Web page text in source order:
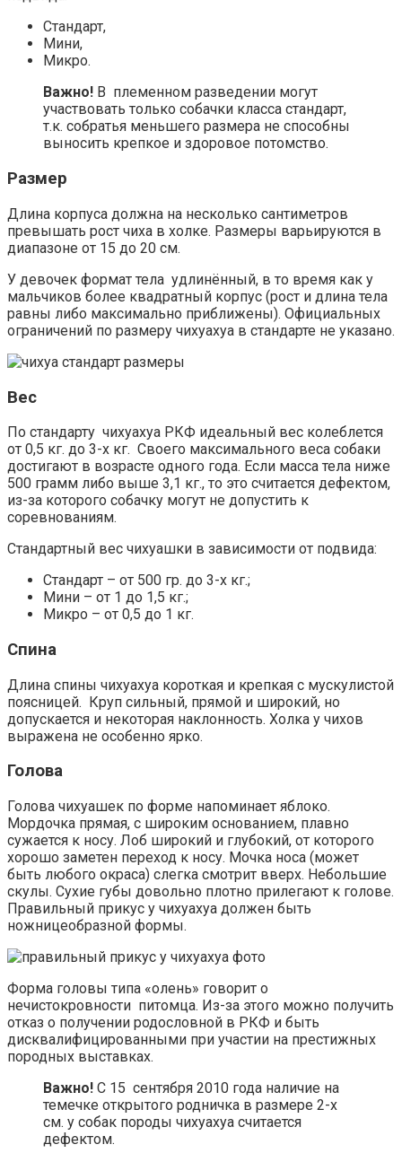
Стандарт,
Мини,
Микро.
Важно! В племенном разведении могут
участвовать только собачки класса стандарт,
т.к. собратья меньшего размера не способны
выносить крепкое и здоровое потомство.
Размер
Длина корпуса должна на несколько сантиметров
превышать рост чиха в холке. Размеры варьируются в
диапазоне от 15 до 20 см.
У девочек формат тела удлинённый, в то время как у
мальчиков более квадратный корпус (рост и длина тела
равны либо максимально приближены). Официальных
ограничений по размеру чихуахуа в стандарте не указано.
Вес
По стандарту чихуахуа РКФ идеальный вес колеблется
от 0,5 кг. до 3-х кг. Своего максимального веса собаки
достигают в возрасте одного года. Если масса тела ниже
500 грамм либо выше 3,1 кг., то это считается дефектом,
из-за которого собачку могут не допустить к
соревнованиям.
Стандартный вес чихуашки в зависимости от подвида:
Стандарт – от 500 гр. до 3-х кг.;
Мини – от 1 до 1,5 кг.;
Микро – от 0,5 до 1 кг.
Спина
Длина спины чихуахуа короткая и крепкая с мускулистой
поясницей. Круп сильный, прямой и широкий, но
допускается и некоторая наклонность. Холка у чихов
выражена не особенно ярко.
Голова
Голова чихуашек по форме напоминает яблоко.
Мордочка прямая, с широким основанием, плавно
сужается к носу. Лоб широкий и глубокий, от которого
хорошо заметен переход к носу. Мочка носа (может
быть любого окраса) слегка смотрит вверх. Небольшие
скулы. Сухие губы довольно плотно прилегают к голове.
Правильный прикус у чихуахуа должен быть
ножницеобразной формы.
Форма головы типа «олень» говорит о
нечистокровности питомца. Из-за этого можно получить
отказ о получении родословной в РКФ и быть
дисквалифицированными при участии на престижных
породных выставках.
Важно! С 15 сентября 2010 года наличие на
темечке открытого родничка в размере 2-х
см. у собак породы чихуахуа считается
дефектом.